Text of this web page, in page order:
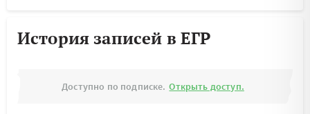
История записей в ЕГР
Доступно по подписке. Открыть доступ.